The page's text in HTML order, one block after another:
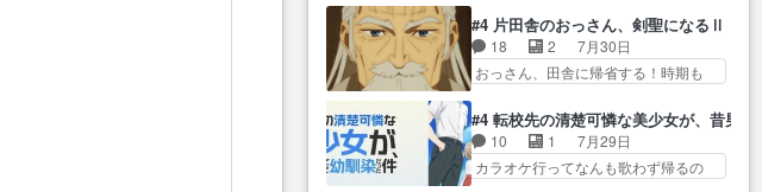
替わってるのね… こんなデカイ
のどうやって運ぶんだよ！？
姉… ダラさん、人型形態にもな
れるんか!?w髪…
レ… ヨコヤの頭の回転の速さと
人間の心理を利用… 夜の国のヨ
コヤ支配がますますひどく……。
裁支配を強化、… やはりヨコヤ
いいですね。昼の国が勝てる
流… 役で出演いたしました。次
回も緊張が止まり…
しむ４人。だが、期末試… どん
なゲームも相手が強すぎるとやる気
無く… テーマ：テスト勉強と大
会感想は、美緒がテ… すげーー
優… 深夜の格ゲー対戦よりテス
トの方がよっぽど… 真剣に授業
を受けて、夜は珠樹の部屋で格
#4 片田舎のおっさん、剣聖になるⅡ
18 2
7月30日
おっさん、田舎に帰省する！時期も
副団長、年長者が強い順… 底知
れない爺さんには夢が詰まってると
思う… クルニ、ヘンブリッツ、
ミュイと一緒におっ… 帰省、お
#4 転校先の清楚可憐な美少女が、昔男
10 1
7月29日
カラオケ行ってなんも歌わず帰るの